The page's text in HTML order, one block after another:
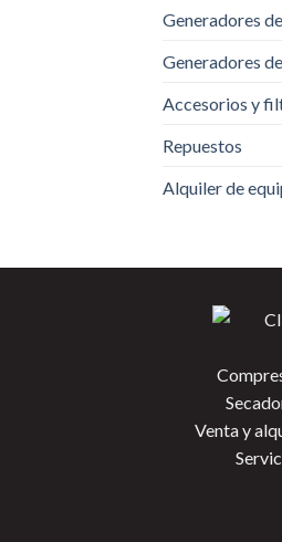
Generadores
Generadores
Accesorios y
Repuestos
Alquiler de
Venta y